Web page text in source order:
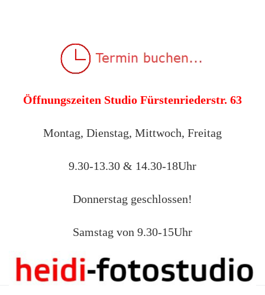
Öffnungszeiten Studio Fürstenriederstr. 63
Montag, Dienstag, Mittwoch, Freitag
9.30-13.30 & 14.30-18Uhr
Donnerstag geschlossen!
Samstag von 9.30-15Uhr